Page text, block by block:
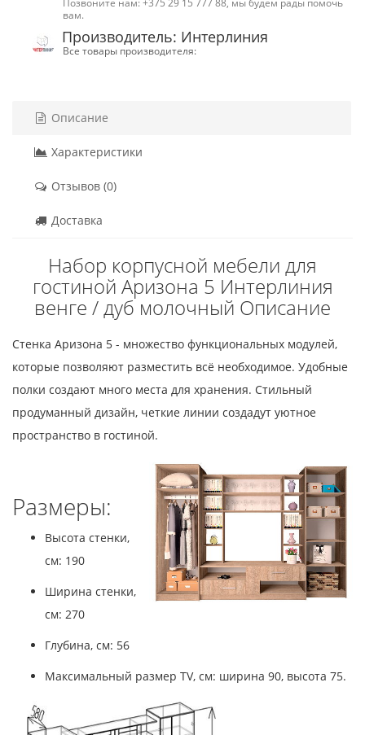
вам.
Производитель: Интерлиния
Все товары производителя:
Описание
Характеристики
Отзывов (0)
Доставка
Набор корпусной мебели для
гостиной Аризона 5 Интерлиния
венге / дуб молочный Описание
Стенка Аризона 5 - множество функциональных модулей,
которые позволяют разместить всё необходимое. Удобные
полки создают много места для хранения. Стильный
продуманный дизайн, четкие линии создадут уютное
пространство в гостиной.
Размеры:
Высота стенки,
см: 190
Ширина стенки,
см: 270
Глубина, см: 56
Максимальный размер TV, см: ширина 90, высота 75.